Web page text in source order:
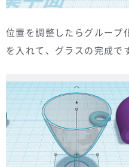
位置を調整したらグループ
を入れて、グラスの完成で